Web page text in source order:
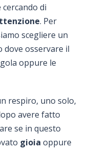
di
. Per
scegliere un
dove osservare il
oppure le
respiro, uno solo,
avere fatto
se in questo
gioia oppure